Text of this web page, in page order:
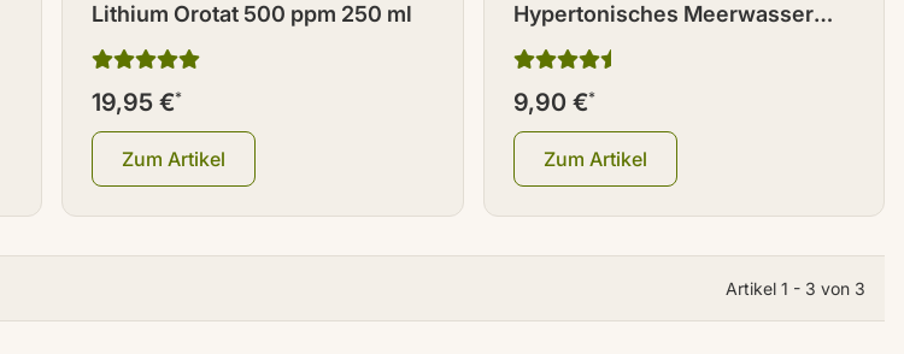
Lithium Orotat 500 ppm 250 ml
19,95 €*
Zum Artikel
Hypertonisches Meerwasser
mikrogefiltert 500 ml
9,90 €*
Zum Artikel
Artikel 1 - 3 von 3